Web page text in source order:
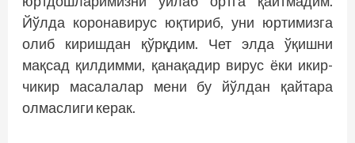
Йўлда коронавирус юқтириб, уни юртимизга
олиб киришдан қўрқдим. Чет элда ўқишни
мақсад қилдимми, қанақадир вирус ёки икир-
чикир масалалар мени бу йўлдан қайтара
олмаслиги керак.